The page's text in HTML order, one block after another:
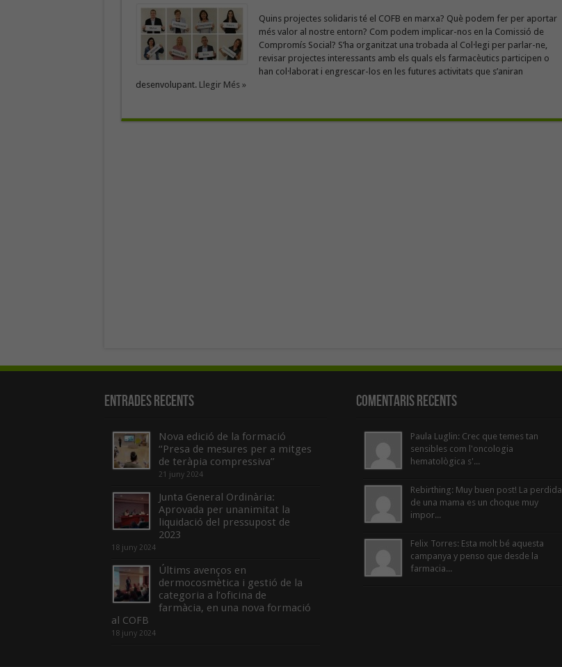
Quins projectes solidaris té el COFB en marxa? Què podem fer per aportar
més valor al nostre entorn? Com podem implicar-nos en la Comissió de
Compromís Social? S’ha organitzat una trobada al Col·legi per parlar-ne,
revisar projectes interessants amb els quals els farmacèutics participen o
han col·laborat i engrescar-los en les futures activitats que s’aniran
desenvolupant. Llegir Més »
Entrades recents
Nova edició de la formació
“Presa de mesures per a mitges
de teràpia compressiva”
21 juny 2024
Junta General Ordinària:
Aprovada per unanimitat la
liquidació del pressupost de
2023
18 juny 2024
Últims avenços en
dermocosmètica i gestió de la
categoria a l’oficina de
farmàcia, en una nova formació
al COFB
18 juny 2024
Comentaris Recents
Paula Luglin: Crec que temes tan
sensibles com l'oncologia
hematològica s'...
Rebirthing: Muy buen post! La perdida
de una mama es un choque muy
impor...
Felix Torres: Esta molt bé aquesta
campanya y penso que desde la
farmacia...